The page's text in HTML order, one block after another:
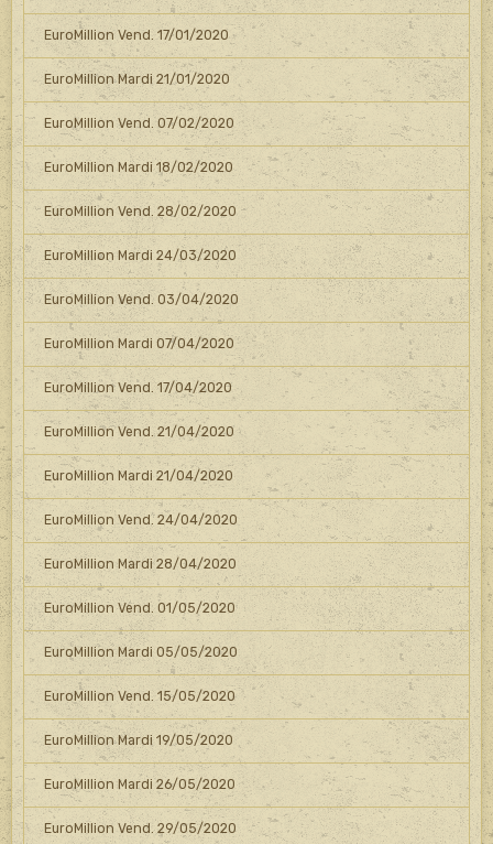
EuroMillion Vend. 17/01/2020
EuroMillion Mardi 21/01/2020
EuroMillion Vend. 07/02/2020
EuroMillion Mardi 18/02/2020
EuroMillion Vend. 28/02/2020
EuroMillion Mardi 24/03/2020
EuroMillion Vend. 03/04/2020
EuroMillion Mardi 07/04/2020
EuroMillion Vend. 17/04/2020
EuroMillion Vend. 21/04/2020
EuroMillion Mardi 21/04/2020
EuroMillion Vend. 24/04/2020
EuroMillion Mardi 28/04/2020
EuroMillion Vend. 01/05/2020
EuroMillion Mardi 05/05/2020
EuroMillion Vend. 15/05/2020
EuroMillion Mardi 19/05/2020
EuroMillion Mardi 26/05/2020
EuroMillion Vend. 29/05/2020